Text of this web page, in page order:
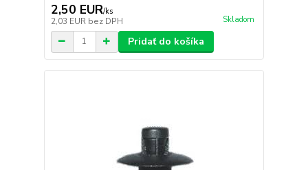
2,50 EUR/ks
2,03 EUR bez DPH Skladom
Pridať do košíka